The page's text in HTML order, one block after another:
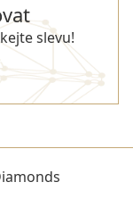
slevu!